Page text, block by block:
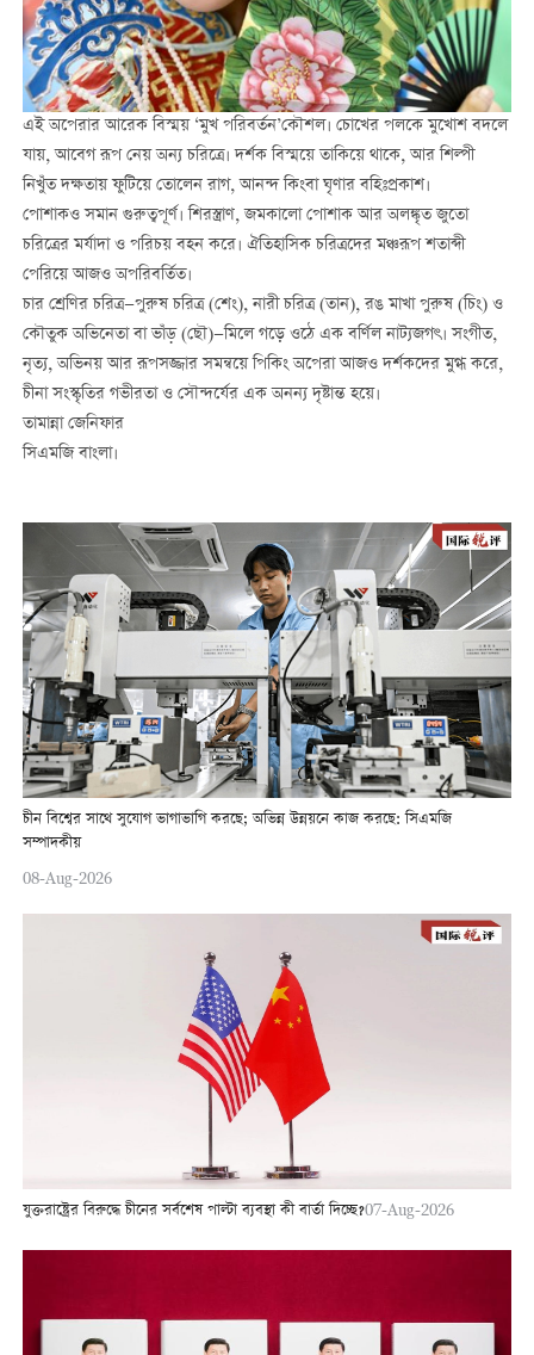
এই অপেরার আরেক বিস্ময় ‘মুখ পরিবর্তন’কৌশল। চোখের পলকে মুখোশ বদলে
যায়, আবেগ রূপ নেয় অন্য চরিত্রে। দর্শক বিস্ময়ে তাকিয়ে থাকে, আর শিল্পী
নিখুঁত দক্ষতায় ফুটিয়ে তোলেন রাগ, আনন্দ কিংবা ঘৃণার বহিঃপ্রকাশ।
পোশাকও সমান গুরুত্বপূর্ণ। শিরস্ত্রাণ, জমকালো পোশাক আর অলঙ্কৃত জুতো
চরিত্রের মর্যাদা ও পরিচয় বহন করে। ঐতিহাসিক চরিত্রদের মঞ্চরূপ শতাব্দী
পেরিয়ে আজও অপরিবর্তিত।
চার শ্রেণির চরিত্র—পুরুষ চরিত্র (শেং), নারী চরিত্র (তান), রঙ মাখা পুরুষ (চিং) ও
কৌতুক অভিনেতা বা ভাঁড় (ছৌ)—মিলে গড়ে ওঠে এক বর্ণিল নাট্যজগৎ। সংগীত,
নৃত্য, অভিনয় আর রূপসজ্জার সমন্বয়ে পিকিং অপেরা আজও দর্শকদের মুগ্ধ করে,
চীনা সংস্কৃতির গভীরতা ও সৌন্দর্যের এক অনন্য দৃষ্টান্ত হয়ে।
তামান্না জেনিফার
সিএমজি বাংলা।
চীন বিশ্বের সাথে সুযোগ ভাগাভাগি করছে; অভিন্ন উন্নয়নে কাজ করছে: সিএমজি
সম্পাদকীয়
08-Aug-2026
যুক্তরাষ্ট্রের বিরুদ্ধে চীনের সর্বশেষ পাল্টা ব্যবস্থা কী বার্তা দিচ্ছে?07-Aug-2026